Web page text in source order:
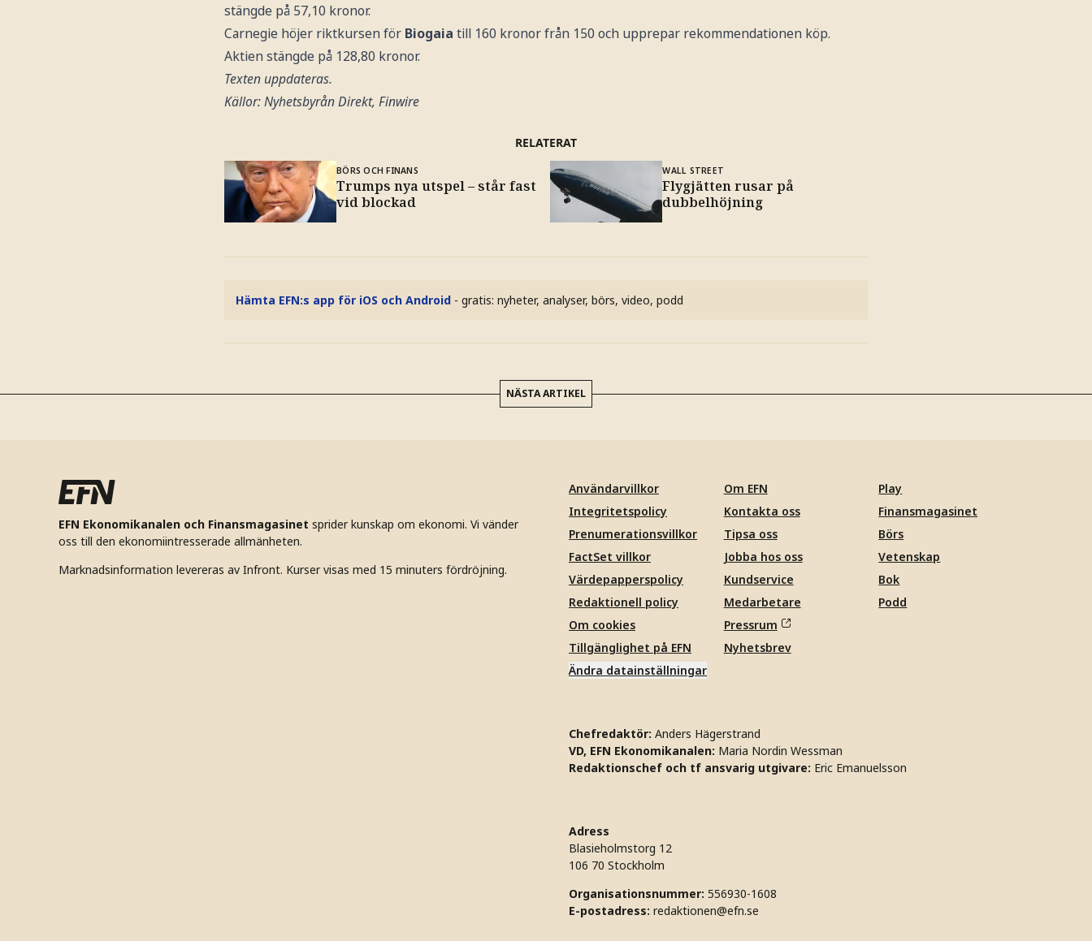
stängde på 57,10 kronor.
Carnegie höjer riktkursen för Biogaia till 160 kronor från 150 och upprepar rekommendationen köp.
Aktien stängde på 128,80 kronor.
Texten uppdateras.
Källor: Nyhetsbyrån Direkt, Finwire
RELATERAT
BÖRS OCH FINANS
Trumps nya utspel – står fast
vid blockad
WALL STREET
Flygjätten rusar på
dubbelhöjning
Hämta EFN:s app för iOS och Android - gratis: nyheter, analyser, börs, video, podd
NÄSTA ARTIKEL
EFN Ekonomikanalen och Finansmagasinet sprider kunskap om ekonomi. Vi vänder
oss till den ekonomiintresserade allmänheten.
Marknadsinformation levereras av Infront. Kurser visas med 15 minuters fördröjning.
Användarvillkor
Integritetspolicy
Prenumerationsvillkor
FactSet villkor
Värdepapperspolicy
Redaktionell policy
Om cookies
Tillgänglighet på EFN
Ändra datainställningar
Om EFN
Kontakta oss
Tipsa oss
Jobba hos oss
Kundservice
Medarbetare
Pressrum
Nyhetsbrev
Play
Finansmagasinet
Börs
Vetenskap
Bok
Podd
Chefredaktör: Anders Hägerstrand
VD, EFN Ekonomikanalen: Maria Nordin Wessman
Redaktionschef och tf ansvarig utgivare: Eric Emanuelsson
Adress
Blasieholmstorg 12
106 70 Stockholm
Organisationsnummer: 556930-1608
E-postadress: redaktionen@efn.se